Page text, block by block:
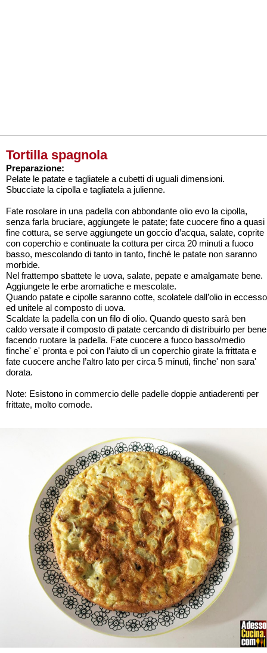
Tortilla spagnola
Preparazione:
Pelate le patate e tagliatele a cubetti di uguali dimensioni.
Sbucciate la cipolla e tagliatela a julienne.
Fate rosolare in una padella con abbondante olio evo la cipolla,
senza farla bruciare, aggiungete le patate; fate cuocere fino a quasi
fine cottura, se serve aggiungete un goccio d’acqua, salate, coprite
con coperchio e continuate la cottura per circa 20 minuti a fuoco
basso, mescolando di tanto in tanto, finché le patate non saranno
morbide.
Nel frattempo sbattete le uova, salate, pepate e amalgamate bene.
Aggiungete le erbe aromatiche e mescolate.
Quando patate e cipolle saranno cotte, scolatele dall’olio in eccesso
ed unitele al composto di uova.
Scaldate la padella con un filo di olio. Quando questo sarà ben
caldo versate il composto di patate cercando di distribuirlo per bene
facendo ruotare la padella. Fate cuocere a fuoco basso/medio
finche' e' pronta e poi con l’aiuto di un coperchio girate la frittata e
fate cuocere anche l’altro lato per circa 5 minuti, finche' non sara'
dorata.
Note: Esistono in commercio delle padelle doppie antiaderenti per
frittate, molto comode.